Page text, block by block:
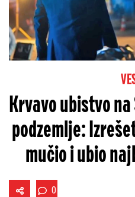
Krvavo ubistvo
podzemlje:
mučio i ubio
0